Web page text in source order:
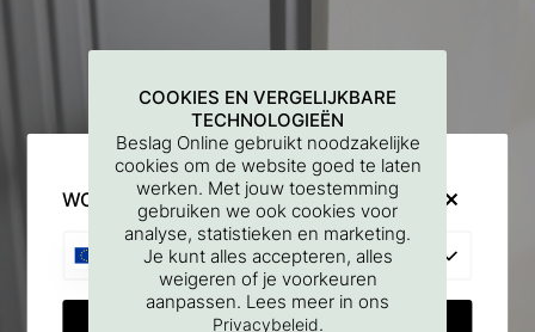
COOKIES EN VERGELIJKBARE
TECHNOLOGIEËN
Beslag Online gebruikt noodzakelijke
cookies om de website goed te laten
werken. Met jouw toestemming
gebruiken we ook cookies voor
analyse, statistieken en marketing.
Je kunt alles accepteren, alles
weigeren of je voorkeuren
aanpassen. Lees meer in ons
Privacybeleid.
WOULD YOU RATHER VISIT?
CHANGE COUNTRY